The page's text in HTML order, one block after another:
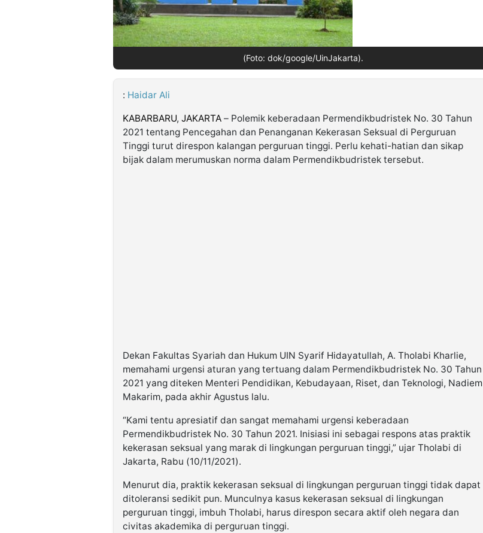
(Foto: dok/google/UinJakarta).
: Haidar Ali
KABARBARU, JAKARTA – Polemik keberadaan Permendikbudristek No. 30 Tahun
2021 tentang Pencegahan dan Penanganan Kekerasan Seksual di Perguruan
Tinggi turut direspon kalangan perguruan tinggi. Perlu kehati-hatian dan sikap
bijak dalam merumuskan norma dalam Permendikbudristek tersebut.
Dekan Fakultas Syariah dan Hukum UIN Syarif Hidayatullah, A. Tholabi Kharlie,
memahami urgensi aturan yang tertuang dalam Permendikbudristek No. 30 Tahun
2021 yang diteken Menteri Pendidikan, Kebudayaan, Riset, dan Teknologi, Nadiem
Makarim, pada akhir Agustus lalu.
“Kami tentu apresiatif dan sangat memahami urgensi keberadaan
Permendikbudristek No. 30 Tahun 2021. Inisiasi ini sebagai respons atas praktik
kekerasan seksual yang marak di lingkungan perguruan tinggi,” ujar Tholabi di
Jakarta, Rabu (10/11/2021).
Menurut dia, praktik kekerasan seksual di lingkungan perguruan tinggi tidak dapat
ditoleransi sedikit pun. Munculnya kasus kekerasan seksual di lingkungan
perguruan tinggi, imbuh Tholabi, harus direspon secara aktif oleh negara dan
civitas akademika di perguruan tinggi.